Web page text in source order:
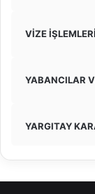
VİZE İŞLEMLERİ
YABANCILAR
YARGITAY